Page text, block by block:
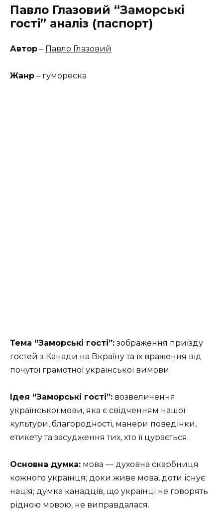
Павло Глазовий “Заморські
гості” аналіз (паспорт)
Автор – Павло Глазовий
Жанр – гумореска
Тема “Заморські гості”: зображення приїзду
гостей з Канади на Вкраїну та їх враження від
почутої грамотної української вимови.
Ідея “Заморські гості”: возвеличення
української мови, яка є свідченням нашої
культури, благородності, манери поведінки,
етикету та засудження тих, хто її цурається.
Основна думка: мова — духовна скарбниця
кожного українця; доки живе мова, доти існує
нація; думка канадців, що українці не говорять
рідною мовою, не виправдалася.